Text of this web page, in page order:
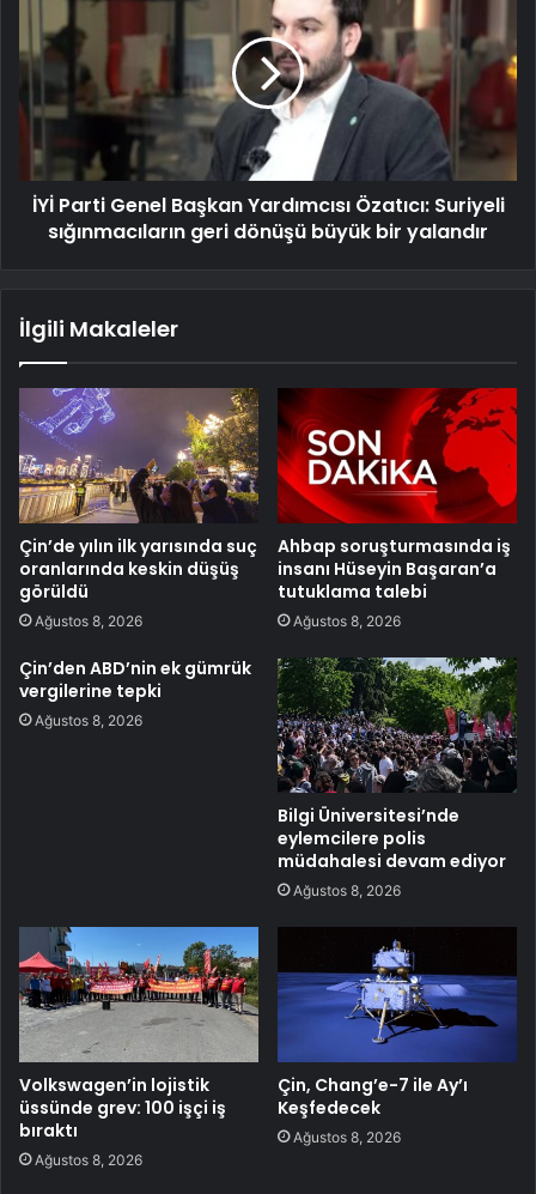
İYİ Parti Genel Başkan Yardımcısı Özatıcı: Suriyeli
sığınmacıların geri dönüşü büyük bir yalandır
İlgili Makaleler
Çin’de yılın ilk yarısında suç
oranlarında keskin düşüş
görüldü
Ağustos 8, 2026
Ahbap soruşturmasında iş
insanı Hüseyin Başaran’a
tutuklama talebi
Ağustos 8, 2026
Çin’den ABD’nin ek gümrük
vergilerine tepki
Ağustos 8, 2026
Bilgi Üniversitesi’nde
eylemcilere polis
müdahalesi devam ediyor
Ağustos 8, 2026
Volkswagen’in lojistik
üssünde grev: 100 işçi iş
bıraktı
Ağustos 8, 2026
Çin, Chang’e-7 ile Ay’ı
Keşfedecek
Ağustos 8, 2026